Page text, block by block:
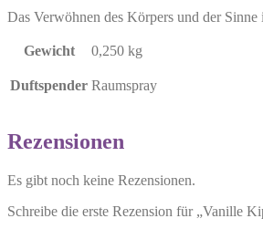
Das Verwöhnen des Körpers und der Sinne
Gewicht 0,250 kg
Duftspender Raumspray
Rezensionen
Es gibt noch keine Rezensionen.
Schreibe die erste Rezension für „Vanille